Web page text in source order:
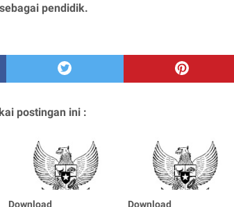
pendidik.
postingan ini :
Download Download